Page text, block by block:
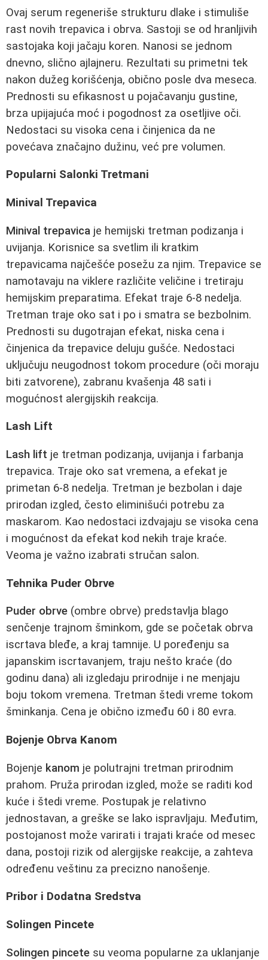
Ovaj serum regeneriše strukturu dlake i stimuliše
rast novih trepavica i obrva. Sastoji se od hranljivih
sastojaka koji jačaju koren. Nanosi se jednom
dnevno, slično ajlajneru. Rezultati su primetni tek
nakon dužeg korišćenja, obično posle dva meseca.
Prednosti su efikasnost u pojačavanju gustine,
brza upijajuća moć i pogodnost za osetljive oči.
Nedostaci su visoka cena i činjenica da ne
povećava značajno dužinu, već pre volumen.
Popularni Salonki Tretmani
Minival Trepavica
Minival trepavica je hemijski tretman podizanja i
uvijanja. Korisnice sa svetlim ili kratkim
trepavicama najčešće posežu za njim. Trepavice se
namotavaju na viklere različite veličine i tretiraju
hemijskim preparatima. Efekat traje 6-8 nedelja.
Tretman traje oko sat i po i smatra se bezbolnim.
Prednosti su dugotrajan efekat, niska cena i
činjenica da trepavice deluju gušće. Nedostaci
uključuju neugodnost tokom procedure (oči moraju
biti zatvorene), zabranu kvašenja 48 sati i
mogućnost alergijskih reakcija.
Lash Lift
Lash lift je tretman podizanja, uvijanja i farbanja
trepavica. Traje oko sat vremena, a efekat je
primetan 6-8 nedelja. Tretman je bezbolan i daje
prirodan izgled, često eliminišući potrebu za
maskarom. Kao nedostaci izdvajaju se visoka cena
i mogućnost da efekat kod nekih traje kraće.
Veoma je važno izabrati stručan salon.
Tehnika Puder Obrve
Puder obrve (ombre obrve) predstavlja blago
senčenje trajnom šminkom, gde se početak obrva
iscrtava bleđe, a kraj tamnije. U poređenju sa
japanskim iscrtavanjem, traju nešto kraće (do
godinu dana) ali izgledaju prirodnije i ne menjaju
boju tokom vremena. Tretman štedi vreme tokom
šminkanja. Cena je obično između 60 i 80 evra.
Bojenje Obrva Kanom
Bojenje kanom je polutrajni tretman prirodnim
prahom. Pruža prirodan izgled, može se raditi kod
kuće i štedi vreme. Postupak je relativno
jednostavan, a greške se lako ispravljaju. Međutim,
postojanost može varirati i trajati kraće od mesec
dana, postoji rizik od alergijske reakcije, a zahteva
određenu veštinu za precizno nanošenje.
Pribor i Dodatna Sredstva
Solingen Pincete
Solingen pincete su veoma popularne za uklanjanje